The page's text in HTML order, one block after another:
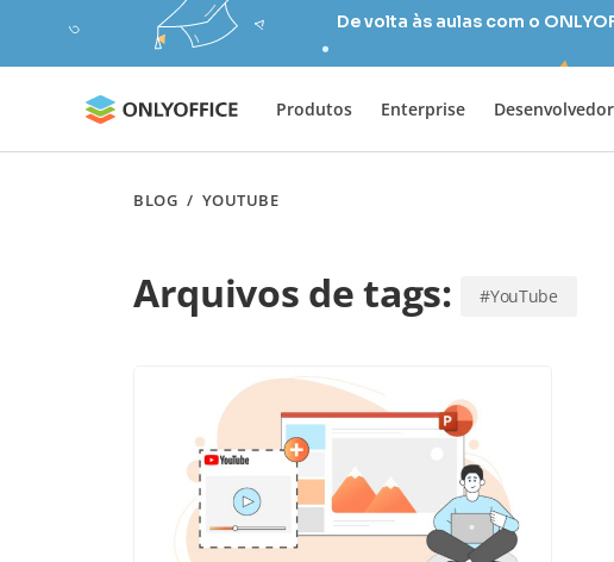
De volta às aulas com o
Produtos Enterprise
BLOG / YOUTUBE
Arquivos de tags: #YouTube